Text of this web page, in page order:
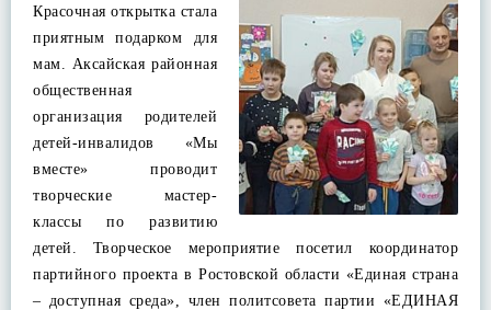
Красочная открытка стала
приятным подарком для
мам. Аксайская районная
общественная
организация родителей
детей-инвалидов «Мы
вместе» проводит
творческие мастер-
классы по развитию
детей. Творческое мероприятие посетил координатор
партийного проекта в Ростовской области «Единая страна
– доступная среда», член политсовета партии «ЕДИНАЯ